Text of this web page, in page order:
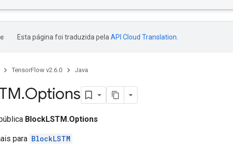
Esta página foi traduzida pela API Cloud Translation
TensorFlow v2.6.0 Java
.Options
BlockLSTM.Options
para BlockLSTM